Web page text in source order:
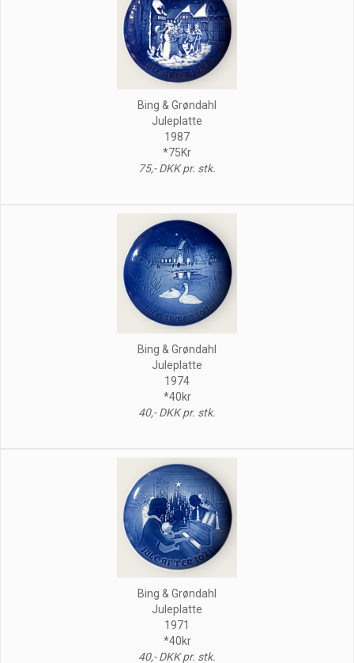
Bing & Grøndahl
Juleplatte
1987
*75Kr
75,- DKK pr. stk.
Bing & Grøndahl
Juleplatte
1974
*40kr
40,- DKK pr. stk.
Bing & Grøndahl
Juleplatte
1971
*40kr
40,- DKK pr. stk.